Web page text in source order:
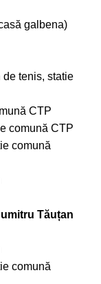
galbena)
de tenis, statie
CTP
comună CTP
comună
Tăuțan
comună